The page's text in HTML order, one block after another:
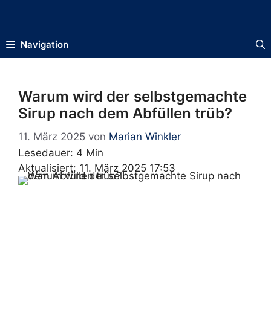
Navigation
Warum wird der selbstgemachte
Sirup nach dem Abfüllen trüb?
11. März 2025 von Marian Winkler
Lesedauer: 4 Min
Aktualisiert: 11. März 2025 17:53